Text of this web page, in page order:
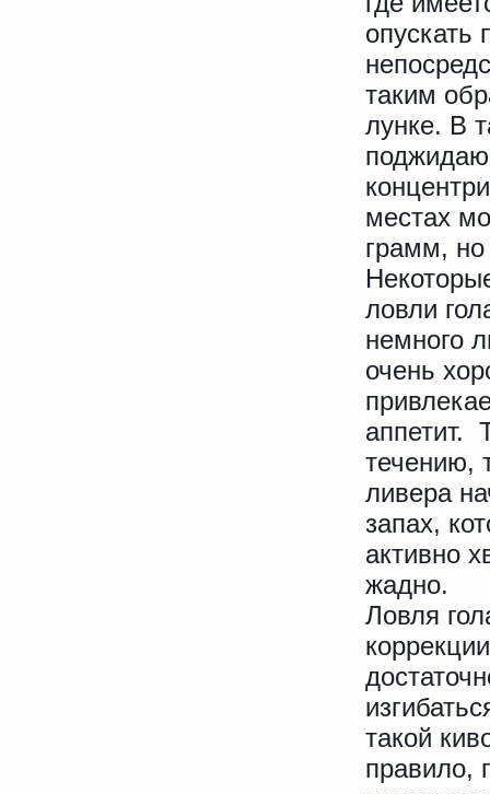
опускать
таким
лунке. В
местах
грамм, но
ловли
немного
очень
аппетит.
течению,
ливера
запах,
активно
жадно.
Ловля
такой
правило,